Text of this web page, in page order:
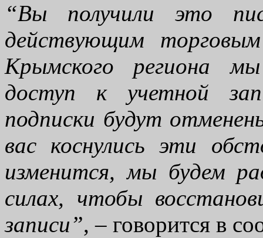
“Вы получили это
действующим
Крымского региона
доступ к учетной
подписки будут
вас коснулись эти
изменится, мы будем
силах, чтобы
записи”, – говорится в